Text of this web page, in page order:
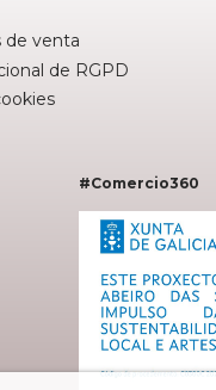
de venta
de RGPD
#Comercio360